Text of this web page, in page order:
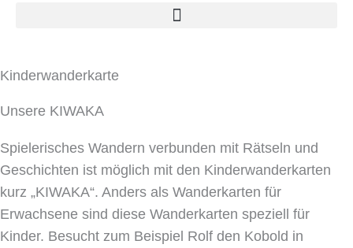
Kinderwanderkarte
Unsere KIWAKA
Spielerisches Wandern verbunden mit Rätseln und
Geschichten ist möglich mit den Kinderwanderkarten
kurz „KIWAKA“. Anders als Wanderkarten für
Erwachsene sind diese Wanderkarten speziell für
Kinder. Besucht zum Beispiel Rolf den Kobold in